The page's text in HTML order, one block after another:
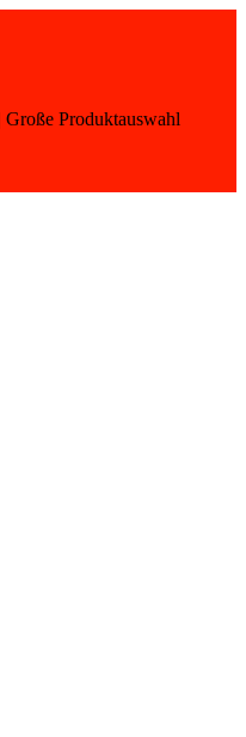
Große Produktauswahl